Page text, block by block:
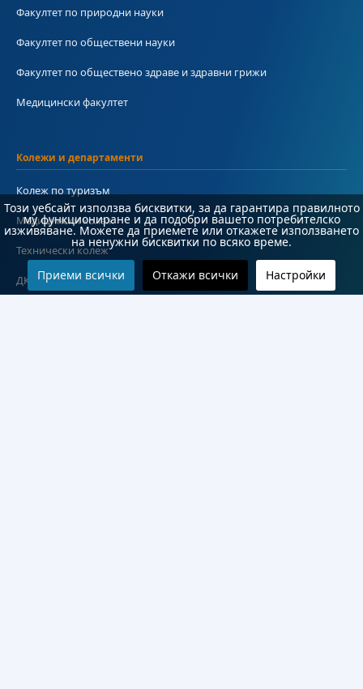
Факултет по природни науки
Факултет по обществени науки
Факултет по обществено здраве и здравни грижи
Медицински факултет
Колежи и департаменти
Колеж по туризъм
Медицински колеж
Технически колеж
ДКПРПС
Този уебсайт използва бисквитки, за да гарантира правилното
му функциониране и да подобри вашето потребителско
изживяване. Можете да приемете или откажете използването
на ненужни бисквитки по всяко време.
Приеми всички Откажи всички Настройки